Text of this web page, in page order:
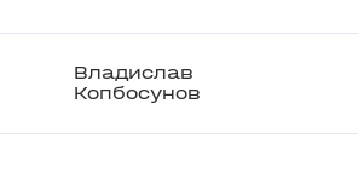
Владислав
Копбосунов